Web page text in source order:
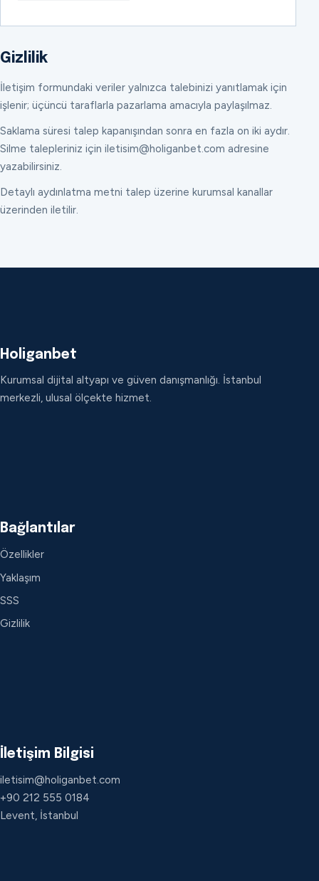
Gizlilik
İletişim formundaki veriler yalnızca talebinizi yanıtlamak için
işlenir; üçüncü taraflarla pazarlama amacıyla paylaşılmaz.
Saklama süresi talep kapanışından sonra en fazla on iki aydır.
Silme talepleriniz için iletisim@holiganbet.com adresine
yazabilirsiniz.
Detaylı aydınlatma metni talep üzerine kurumsal kanallar
üzerinden iletilir.
Holiganbet
Kurumsal dijital altyapı ve güven danışmanlığı. İstanbul
merkezli, ulusal ölçekte hizmet.
Bağlantılar
Özellikler
Yaklaşım
SSS
Gizlilik
İletişim Bilgisi
iletisim@holiganbet.com
+90 212 555 0184
Levent, İstanbul